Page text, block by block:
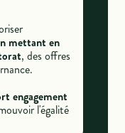
mettant en
, des offres
engagement
l'égalité